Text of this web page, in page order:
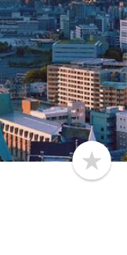
b
o